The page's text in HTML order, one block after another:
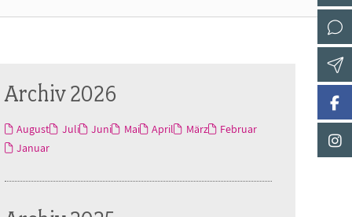
Archiv 2026
August Juli Juni Mai April März
Februar
Januar